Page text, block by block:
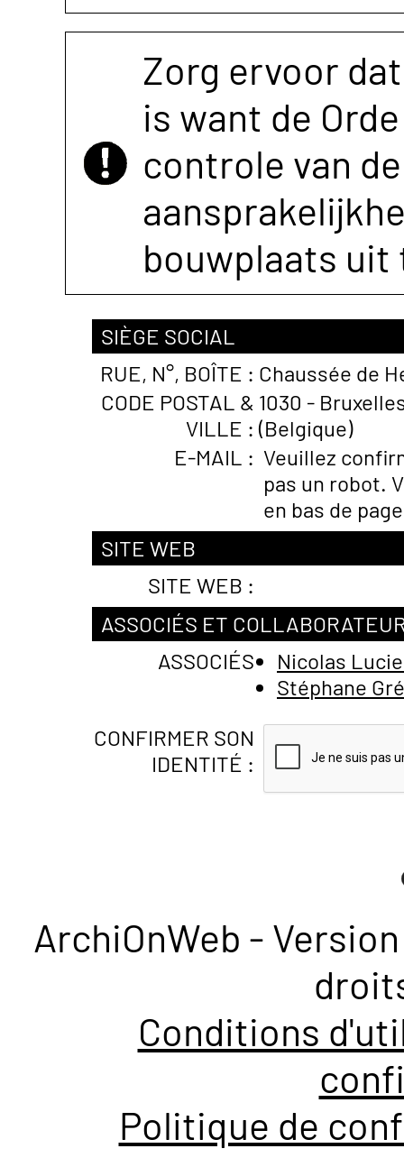
Zorg ervoor
is want de
controle van
bouwplaats uit
SIÈGE SOCIAL
RUE, N°, BOÎTE : Chaussée de
CODE POSTAL &
VILLE :
1030 -
(Belgique)
E-MAIL : Veuillez
pas un robot.
en bas de
SITE WEB
SITE WEB :
ASSOCIÉS ET
ASSOCIÉS
Nicolas
Stéphane
CONFIRMER SON
IDENTITÉ :
ArchiOnWeb -
Conditions
Politique de